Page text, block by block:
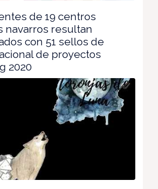
de 19 centros
navarros resultan
con 51 sellos de
de proyectos
2020